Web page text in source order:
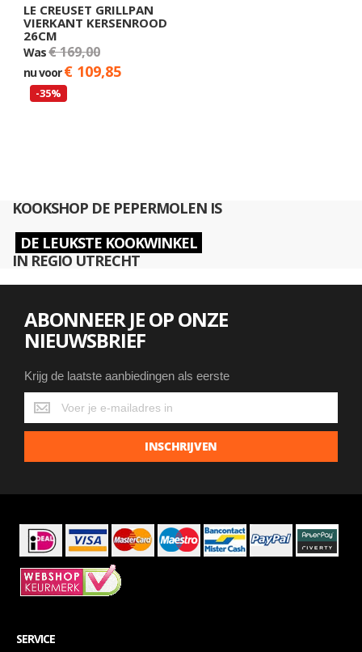
LE CREUSET GRILLPAN
VIERKANT KERSENROOD
26CM
Was€ 169,00
nu voor€ 109,85
-35%
KOOKSHOP DE PEPERMOLEN IS
DE LEUKSTE KOOKWINKEL
IN REGIO UTRECHT
ABONNEER JE OP ONZE
NIEUWSBRIEF
Krijg de laatste aanbiedingen als eerste
Krijg
de
laatste
INSCHRIJVEN
SERVICE